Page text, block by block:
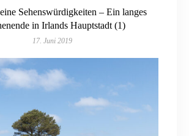
Sehenswürdigkeiten – Ein langes
in Irlands Hauptstadt (1)
17. Juni 2019